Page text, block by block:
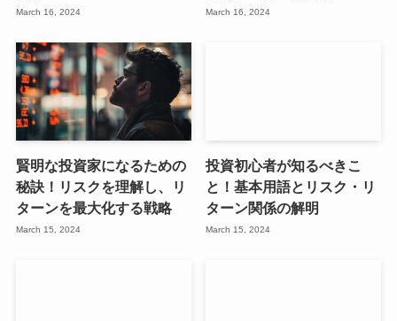
March 16, 2024 March 16, 2024
賢明な投資家になるための
秘訣！リスクを理解し、リ
ターンを最大化する戦略
March 15, 2024
投資初心者が知るべきこ
と！基本用語とリスク・リ
ターン関係の解明
March 15, 2024